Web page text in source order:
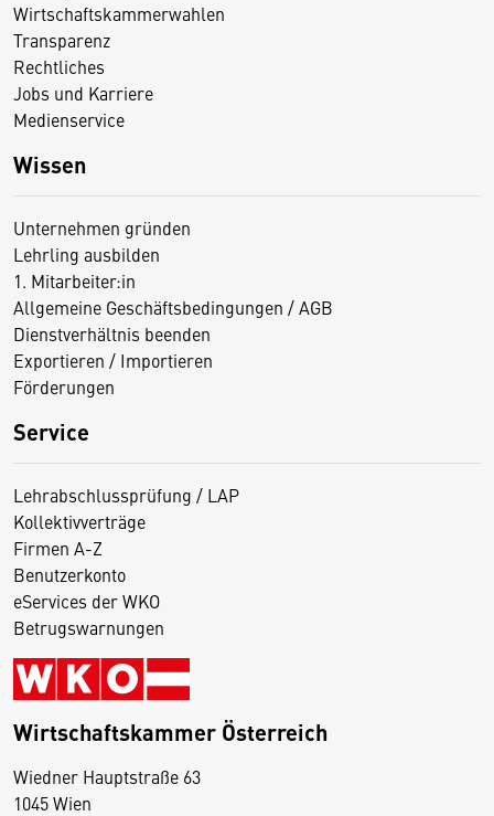
Wirtschaftskammerwahlen
Transparenz
Rechtliches
Jobs und Karriere
Medienservice
Wissen
Unternehmen gründen
Lehrling ausbilden
1. Mitarbeiter:in
Allgemeine Geschäftsbedingungen / AGB
Dienstverhältnis beenden
Exportieren / Importieren
Förderungen
Service
Lehrabschlussprüfung / LAP
Kollektivverträge
Firmen A-Z
Benutzerkonto
eServices der WKO
Betrugswarnungen
Wirtschaftskammer Österreich
Wiedner Hauptstraße 63
1045 Wien
D